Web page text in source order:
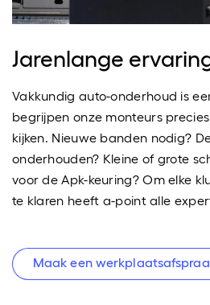
Jarenlange
Vakkundig auto-onderhoud is
begrijpen onze monteurs
kijken. Nieuwe banden nodig?
onderhouden? Kleine of grote
voor de Apk-keuring? Om elke
te klaren heeft a-point alle
Maak een